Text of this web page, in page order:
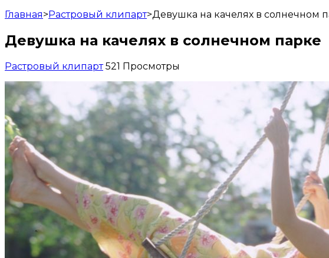
Главная>Растровый клипарт>Девушка на качелях в солнечном
Девушка на качелях в солнечном парке
Растровый клипарт 521 Просмотры